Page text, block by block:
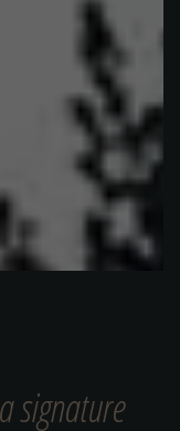
signature